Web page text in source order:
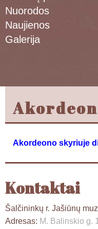
Nuorodos
Naujienos
Galerija
Akordeono skyriuje
Kontaktai
Šalčininkų r. Jašiūnų
Adresas: M. Balinskio g.